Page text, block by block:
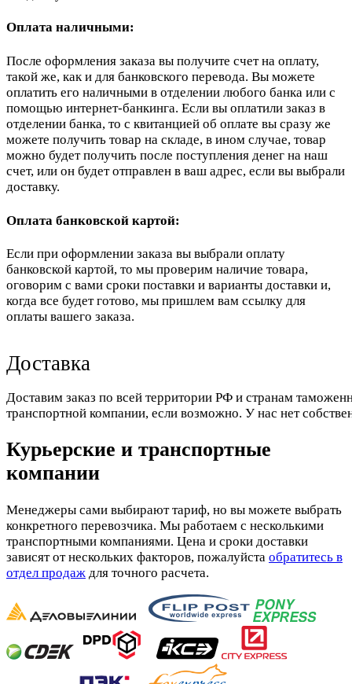
Оплата наличными:
После оформления заказа вы получите счет на оплату,
такой же, как и для банковского перевода. Вы можете
оплатить его наличными в отделении любого банка или с
помощью интернет-банкинга. Если вы оплатили заказ в
отделении банка, то с квитанцией об оплате вы сразу же
можете получить товар на складе, в ином случае, товар
можно будет получить после поступления денег на наш
счет, или он будет отправлен в ваш адрес, если вы выбрали
доставку.
Оплата банковской картой:
Если при оформлении заказа вы выбрали оплату
банковской картой, то мы проверим наличие товара,
оговорим с вами сроки поставки и варианты доставки и,
когда все будет готово, мы пришлем вам ссылку для
оплаты вашего заказа.
Доставка
Доставим заказ по всей территории РФ и странам
транспортной компании, если возможно. У нас нет
Курьерские и транспортные
компании
Менеджеры сами выбирают тариф, но вы можете выбрать
конкретного перевозчика. Мы работаем с несколькими
транспортными компаниями. Цена и сроки доставки
зависят от нескольких факторов, пожалуйста обратитесь в
отдел продаж для точного расчета.